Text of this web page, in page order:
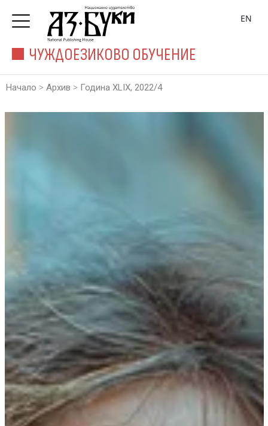
ЧУЖДОЕЗИКОВО ОБУЧЕНИЕ
EN
Начало > Архив > Година XLIX, 2022/4